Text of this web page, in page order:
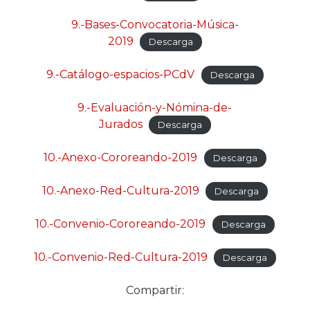
9.-Bases-Convocatoria-Música-
2019
Descarga
9.-Catálogo-espacios-PCdV Descarga
9.-Evaluación-y-Nómina-de-
Jurados
Descarga
10.-Anexo-Cororeando-2019 Descarga
10.-Anexo-Red-Cultura-2019 Descarga
10.-Convenio-Cororeando-2019 Descarga
10.-Convenio-Red-Cultura-2019 Descarga
Compartir: